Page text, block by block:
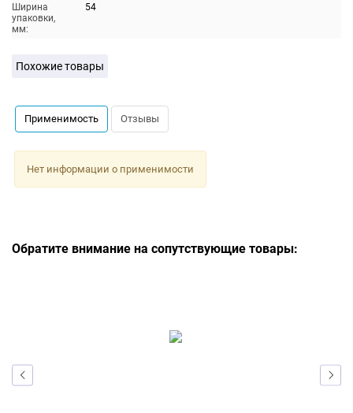
Ширина
упаковки,
мм:
54
Похожие товары
Применимость Отзывы
Нет информации о применимости
Обратите внимание на сопутствующие товары: